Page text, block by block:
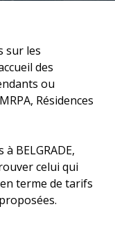
sur les
des
ou
Résidences
BELGRADE,
celui qui
terme de tarifs